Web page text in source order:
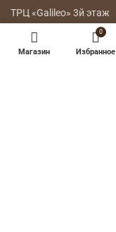
ТРЦ «Galileo» 3й этаж
ГЛАВНОЕ МЕНЮ
Магазин
0
Избранное